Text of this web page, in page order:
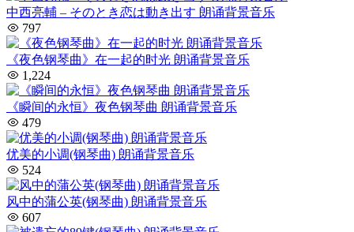
中西亮輔 – そのとき恋は動き出す 朗诵背景音乐
797
《夜色钢琴曲》在一起的时光 朗诵背景音乐
1,224
《瞬间的永恒》夜色钢琴曲 朗诵背景音乐
479
优美的小调(钢琴曲) 朗诵背景音乐
524
风中的蒲公英(钢琴曲) 朗诵背景音乐
607